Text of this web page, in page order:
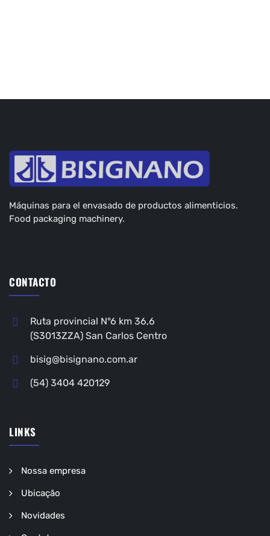
Máquinas para el envasado de productos alimenticios.
Food packaging machinery.
CONTACTO
Ruta provincial N°6 km 36,6
(S3013ZZA) San Carlos Centro
bisig@bisignano.com.ar
(54) 3404 420129
LINKS
Nossa empresa
Ubicação
Novidades